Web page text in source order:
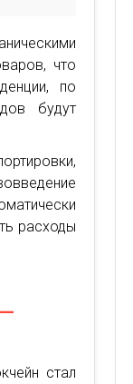
что
по
будут
расходы
стал